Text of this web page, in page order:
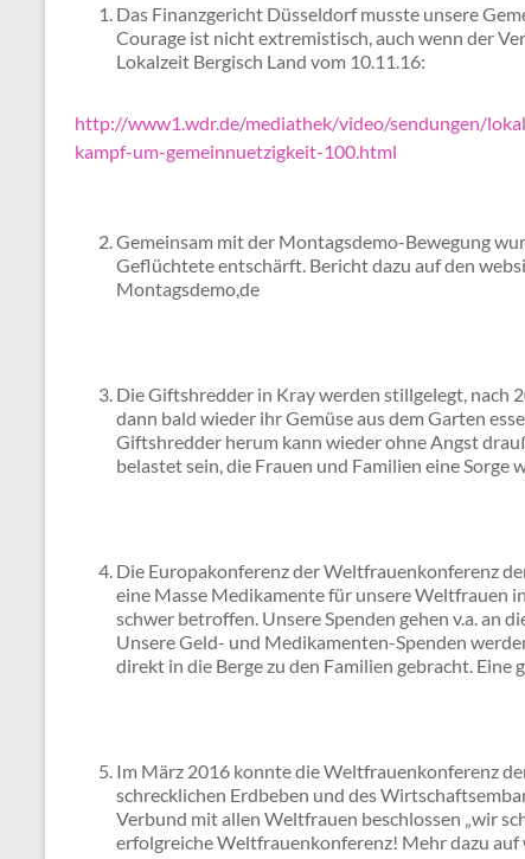
Das Finanzgericht Düsseldorf musste unsere
Courage ist nicht extremistisch, auch wenn der
Lokalzeit Bergisch Land vom 10.11.16:
http://www1.wdr.de/mediathek/video/sendungen/
kampf-um-gemeinnuetzigkeit-100.html
Gemeinsam mit der Montagsdemo-Bewegung
Geflüchtete entschärft. Bericht dazu auf den
Montagsdemo,de
Die Giftshredder in Kray werden stillgelegt, nach
dann bald wieder ihr Gemüse aus dem Garten
Giftshredder herum kann wieder ohne Angst
belastet sein, die Frauen und Familien eine Sorge
Die Europakonferenz der Weltfrauenkonferenz
eine Masse Medikamente für unsere Weltfrauen
schwer betroffen. Unsere Spenden gehen v.a. an
Unsere Geld- und Medikamenten-Spenden
direkt in die Berge zu den Familien gebracht. Eine
Im März 2016 konnte die Weltfrauenkonferenz
schrecklichen Erdbeben und des
Verbund mit allen Weltfrauen beschlossen „wir
erfolgreiche Weltfrauenkonferenz! Mehr dazu